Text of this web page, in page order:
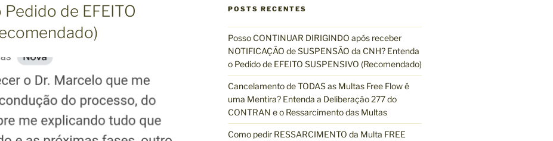
de EFEITO
u
s
a
r
p
o
r
:
s
a
r
POSTS RECENTES
Posso CONTINUAR DIRIGINDO após receber
NOTIFICAÇÃO de SUSPENSÃO da CNH? Entenda
o Pedido de EFEITO SUSPENSIVO (Recomendado)
Cancelamento de TODAS as Multas Free Flow é
uma Mentira? Entenda a Deliberação 277 do
CONTRAN e o Ressarcimento das Multas
Como pedir RESSARCIMENTO da Multa FREE